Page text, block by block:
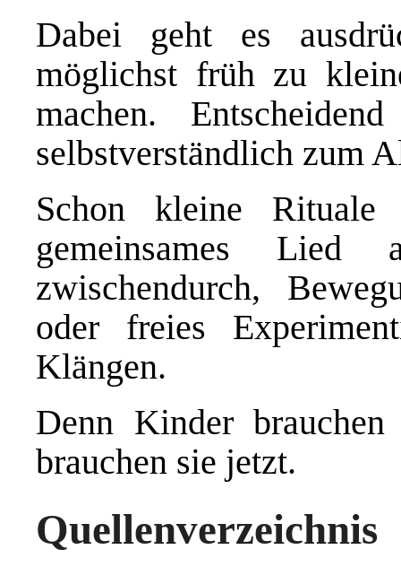
Dabei geht es
möglichst früh zu
machen.
selbstverständlich zum
Schon kleine
gemeinsames Lied
zwischendurch,
oder freies
Klängen.
Denn Kinder
brauchen sie jetzt.
Quellenverzeichnis